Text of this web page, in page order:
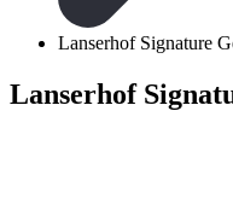
Lanserhof Signature
Lanserhof